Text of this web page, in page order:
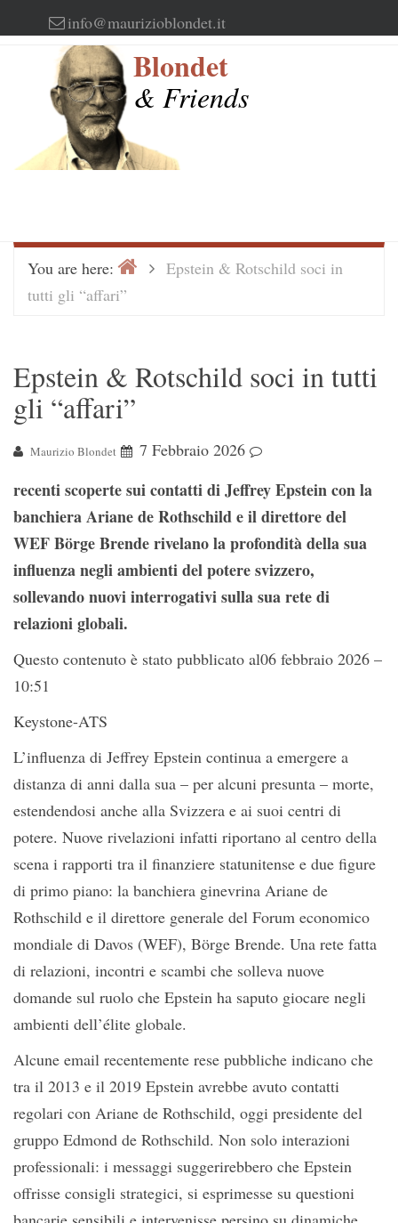
to
info@maurizioblondet.it
Blondet
& Friends
You are here: HomeEpstein & Rotschild soci in
tutti gli “affari”
Epstein & Rotschild soci in tutti
gli “affari”
Maurizio Blondet 7 Febbraio 2026
recenti scoperte sui contatti di Jeffrey Epstein con la
banchiera Ariane de Rothschild e il direttore del
WEF Börge Brende rivelano la profondità della sua
influenza negli ambienti del potere svizzero,
sollevando nuovi interrogativi sulla sua rete di
relazioni globali.
Questo contenuto è stato pubblicato al06 febbraio 2026 –
10:51
Keystone-ATS
L’influenza di Jeffrey Epstein continua a emergere a
distanza di anni dalla sua – per alcuni presunta – morte,
estendendosi anche alla Svizzera e ai suoi centri di
potere. Nuove rivelazioni infatti riportano al centro della
scena i rapporti tra il finanziere statunitense e due figure
di primo piano: la banchiera ginevrina Ariane de
Rothschild e il direttore generale del Forum economico
mondiale di Davos (WEF), Börge Brende. Una rete fatta
di relazioni, incontri e scambi che solleva nuove
domande sul ruolo che Epstein ha saputo giocare negli
ambienti dell’élite globale.
Alcune email recentemente rese pubbliche indicano che
tra il 2013 e il 2019 Epstein avrebbe avuto contatti
regolari con Ariane de Rothschild, oggi presidente del
gruppo Edmond de Rothschild. Non solo interazioni
professionali: i messaggi suggerirebbero che Epstein
offrisse consigli strategici, si esprimesse su questioni